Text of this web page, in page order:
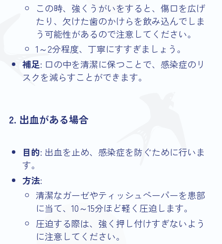
この時、強くうがいをすると、傷口を広げ
たり、欠けた歯のかけらを飲み込んでしま
う可能性があるので注意してください。
1～2分程度、丁寧にすすぎましょう。
補足: 口の中を清潔に保つことで、感染症のリ
スクを減らすことができます。
2. 出血がある場合
目的: 出血を止め、感染症を防ぐために行いま
す。
方法:
清潔なガーゼやティッシュペーパーを患部
に当て、10～15分ほど軽く圧迫します。
圧迫する際は、強く押し付けすぎないよう
に注意してください。